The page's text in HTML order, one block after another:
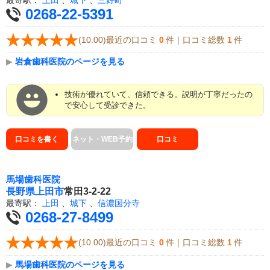
0268-22-5391
(10.00)最近の口コミ 0 件｜口コミ総数 1 件
▶ 岩倉歯科医院のページを見る
技術が優れていて、信頼できる。説明が丁寧だったの
で安心して受診できた。
口コミを書く ネット・WEB予約 口コミ
馬場歯科医院
長野県 上田市常田3-2-22
最寄駅： 上田 城下 信濃国分寺
0268-27-8499
(10.00)最近の口コミ 0 件｜口コミ総数 1 件
▶ 馬場歯科医院のページを見る